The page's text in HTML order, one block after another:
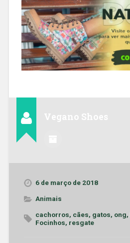
Vegano Shoes
6 de março de 2018
Animais
cachorros, cães, gatos, ong,
Focinhos, resgate